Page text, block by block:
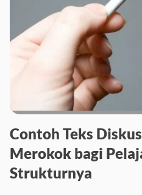
Contoh Teks
Merokok bagi
Strukturnya